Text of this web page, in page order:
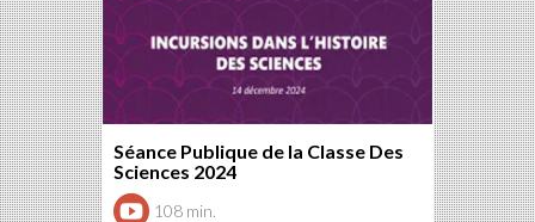
Séance Publique de la Classe Des
Sciences 2024
108 min.